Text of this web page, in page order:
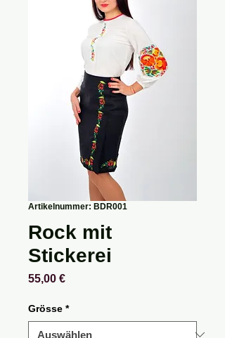
Artikelnummer: BDR001
Rock mit
Stickerei
55,00 €Preis
Grösse *